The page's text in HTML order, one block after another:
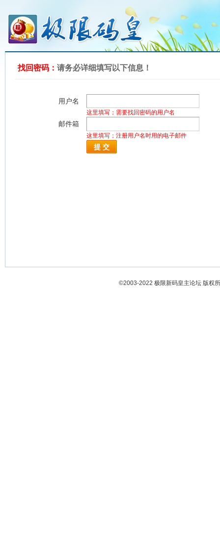
找回密码： 请务必详细填写以下信息！
用户名
这里填写；需要找回密码的用户名
邮件箱
这里填写；注册用户名时用的电子邮件
提 交
©2003-2022 极限新码皇主论坛 版权